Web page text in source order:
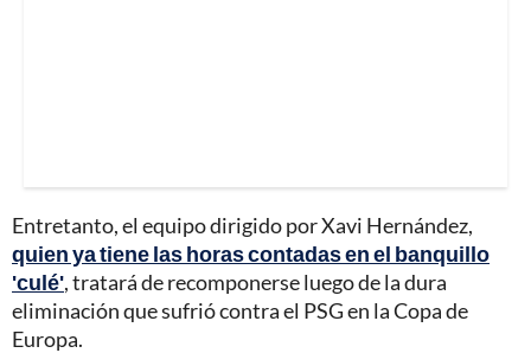
Entretanto, el equipo dirigido por Xavi Hernández,
quien ya tiene las horas contadas en el banquillo
'culé', tratará de recomponerse luego de la dura
eliminación que sufrió contra el PSG en la Copa de
Europa.